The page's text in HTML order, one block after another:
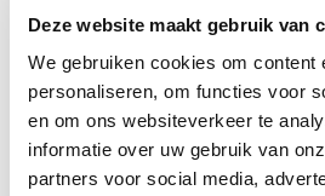
Deze website maakt gebruik van
We gebruiken cookies om content
personaliseren, om functies voor
en om ons websiteverkeer te
informatie over uw gebruik van
partners voor social media,
Carvin V3 3-Channel
100-Watt Tube Guitar
Amp Head